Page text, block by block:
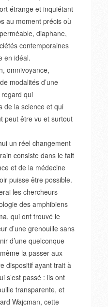
étrange et inquiétant
au moment précis où
diaphane,
contemporaines
en idéal.
omnivoyance,
modalités d’une
qui
de la science et qui
peut être vu et surtout
un réel changement
consiste dans le fait
et de la médecine
puisse être possible.
les chercheurs
des amphibiens
qui ont trouvé le
d’une grenouille sans
d’une quelconque
la passer aux
dispositif ayant trait à
s’est passé : ils ont
transparente, et
Wajcman, cette